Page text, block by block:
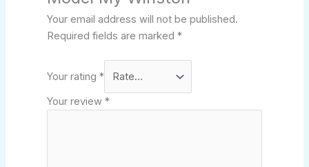
Your email address will not be published.
Required fields are marked*
Your rating*
Your review*